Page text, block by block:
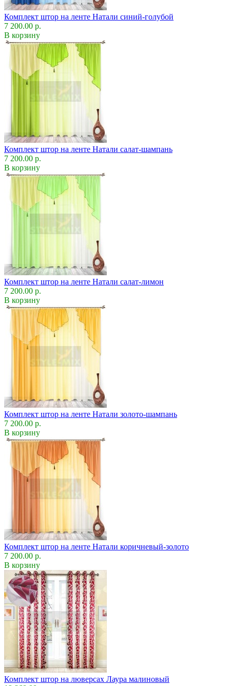
Комплект штор на ленте Натали синий-голубой
7 200.00 р.
В корзину
Комплект штор на ленте Натали салат-шампань
7 200.00 р.
В корзину
Комплект штор на ленте Натали салат-лимон
7 200.00 р.
В корзину
Комплект штор на ленте Натали золото-шампань
7 200.00 р.
В корзину
Комплект штор на ленте Натали коричневый-золото
7 200.00 р.
В корзину
Комплект штор на люверсах Лаура малиновый